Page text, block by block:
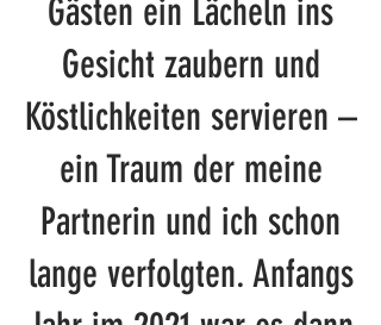
Gästen ein Lächeln ins
Gesicht zaubern und
Köstlichkeiten servieren –
ein Traum der meine
Partnerin und ich schon
lange verfolgten. Anfangs